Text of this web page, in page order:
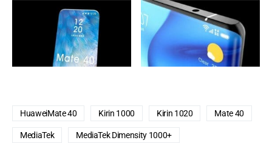
HuaweiMate 40 Kirin 1000 Kirin 1020 Mate 40
MediaTek MediaTek Dimensity 1000+